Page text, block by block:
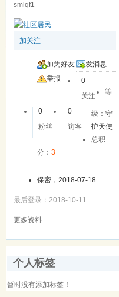
smlqf1
加关注
加为好友
发消息
举报
0
关注
0
粉丝
0
访客
等
级：守
护天使
总积
分： 3
保密，2018-07-18
最后登录：2018-10-11
更多资料
个人标签
暂时没有添加标签！